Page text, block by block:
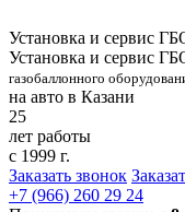
Установка и сервис
Установка и сервис
газобаллонного
на авто в Казани
25
лет работы
с 1999 г.
Заказать звонок
+7 (966) 260 29 24